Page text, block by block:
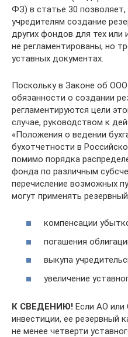
ФЗ) в статье 30
учредителям создание
других фондов для тех
не регламентированы, но
уставных документах.
Поскольку в Законе об
обязанности о создании
регламентируются цели
случае, руководством к
«Положения о ведении
бухотчетности в
помимо порядка
фонда по различным
перечисление возможных
могут применять
компенсации
погашения
выкупа
увеличение
К СВЕДЕНИЮ! Если АО или
инвестиции, ее резервный
не менее четверти